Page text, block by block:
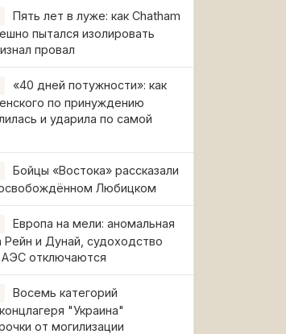
Пять лет в луже: как Chatham
пытался изолировать
провал
«40 дней потужности»: как
по принуждению
и ударила по самой
Бойцы «Востока» рассказали
Любицком
Европа на мели: аномальная
и Дунай, судоходство
АЭС отключаются
Восемь категорий
"Украина"
от могилизации